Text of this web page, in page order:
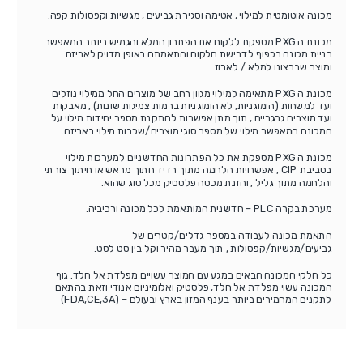
מכונה אוטומטית למילוי , אטימה וסגירת גביעים , מגשיות וקפסולות קפה.
מכונת ה PXG מספקת ללקוח את הפתרון המלא והגמיש ביותר המאפשר
בניית מכונה בכפוף לדרישת הלקוח והתאמתה באופן מדויק לאריזה
ומוצר שברצונו למלא / לארוז.
מכונת ה PXG מתאימה למילוי מגוון רחב של מוצרים החל ממילוי נוזלים
ועד למשחות (הומוגניות, לא הומוגניות ברמות צמיגות שונות) , מאבקות
ועד מוצרים גרגריים , תוך מתן אפשרות להתקנת מספר יחידות מילוי על
המכונה המאפשר מילוי של מספר סוגי מוצרים/שכבות מילוי באריזה.
מכונת ה PXG מספקת את כל הפתרונות החדשניים למערכות מילוי
בסביבת CIP , אפשרויות הלחמה מתוך רדיד חתוך מראש או חיתוך צורתי
והלחמה מתוך גליל , והזנת מכסה פלסטיק מכל סוג שהוא.
מערכת בקרה PLC – חדשנית המותאמת לכל מכונה ורכיביה.
התאמת מכונה לעבודה במספר גדלים/קטרים של
גביעים/מגשיות/קפסולות , תוך מעבר מהיר וקל בין סט לסט.
כל חלקי המכונה הבאים במגע עם המוצר עשויים מפלדת אל חלד. גוף
המכונה עשוי מפלדת אל חלד, פלסטיק ואלומיניום אנודי וזאת בהתאם
לתקנים המחמירים ביותר בענף המזון בארץ ובעולם – (FDA,CE,3A)